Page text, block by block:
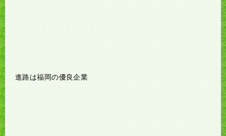
進路は福岡の優良企業